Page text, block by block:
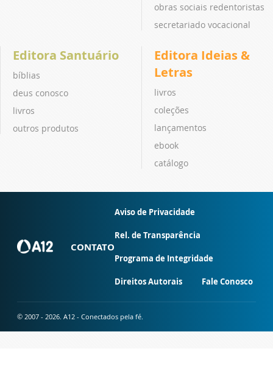
obras sociais redentoristas
secretariado vocacional
Editora Santuário
bíblias
deus conosco
livros
outros produtos
Editora Ideias &
Letras
livros
coleções
lançamentos
ebook
catálogo
CONTATO
Aviso de Privacidade
Rel. de Transparência
Programa de Integridade
Direitos Autorais Fale Conosco
© 2007 - 2026. A12 - Conectados pela fé.